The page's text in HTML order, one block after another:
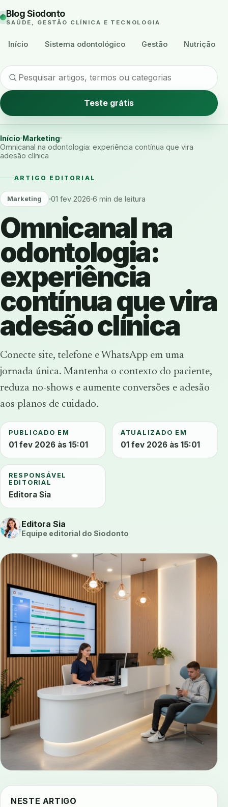
Blog Siodonto
SAÚDE, GESTÃO CLÍNICA E TECNOLOGIA
Início Sistema odontológico Gestão Nutrição
Teste grátis
Início Marketing
Omnicanal na odontologia: experiência contínua que vira
adesão clínica
ARTIGO EDITORIAL
Marketing 01 fev 2026 6 min de leitura
Omnicanal na
odontologia:
experiência
contínua que vira
adesão clínica
Conecte site, telefone e WhatsApp em uma
jornada única. Mantenha o contexto do paciente,
reduza no-shows e aumente conversões e adesão
aos planos de cuidado.
PUBLICADO EM
01 fev 2026 às 15:01
ATUALIZADO EM
01 fev 2026 às 15:01
RESPONSÁVEL
EDITORIAL
Editora Sia
Editora Sia
Equipe editorial do Siodonto
NESTE ARTIGO